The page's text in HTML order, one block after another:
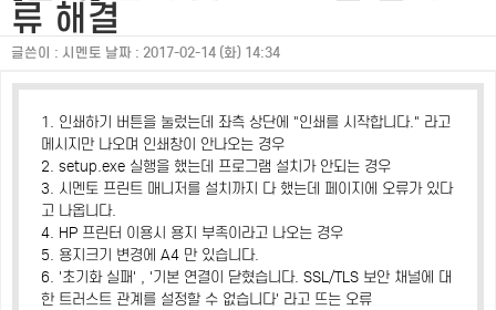
류 해결
글쓴이 : 시멘토 날짜 : 2017-02-14 (화) 14:34
1. 인쇄하기 버튼을 눌렀는데 좌측 상단에 "인쇄를 시작합니다." 라고
메시지만 나오며 인쇄창이 안나오는 경우
2. setup.exe 실행을 했는데 프로그램 설치가 안되는 경우
3. 시멘토 프린트 매니저를 설치까지 다 했는데 페이지에 오류가 있다
고 나옵니다.
4. HP 프린터 이용시 용지 부족이라고 나오는 경우
5. 용지크기 변경에 A4 만 있습니다.
6. '초기화 실패' , '기본 연결이 닫혔습니다. SSL/TLS 보안 채널에 대
한 트러스트 관계를 설정할 수 없습니다' 라고 뜨는 오류